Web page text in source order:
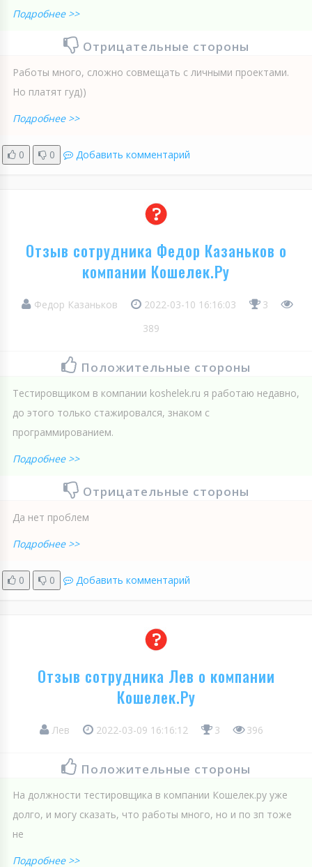
Подробнее >>
Отрицательные стороны
Работы много, сложно совмещать с личными проектами.
Но платят гуд))
Подробнее >>
0 0 Добавить комментарий
Отзыв сотрудника Федор Казаньков о
компании Кошелек.Ру
Федор Казаньков 2022-03-10 16:16:03
3
389
Положительные стороны
Тестировщиком в компании koshelek.ru я работаю недавно,
до этого только стажировался, знаком с
программированием.
Подробнее >>
Отрицательные стороны
Да нет проблем
Подробнее >>
0 0 Добавить комментарий
Отзыв сотрудника Лев о компании
Кошелек.Ру
Лев 2022-03-09 16:16:12 3 396
Положительные стороны
На должности тестировщика в компании Кошелек.ру уже
долго, и могу сказать, что работы много, но и по зп тоже
не
Подробнее >>